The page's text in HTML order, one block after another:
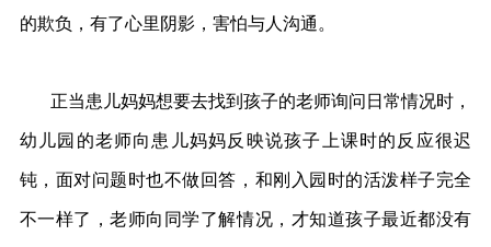
的欺负，有了心里阴影，害怕与人沟通。
正当患儿妈妈想要去找到孩子的老师询问日常情况时，
幼儿园的老师向患儿妈妈反映说孩子上课时的反应很迟
钝，面对问题时也不做回答，和刚入园时的活泼样子完全
不一样了，老师向同学了解情况，才知道孩子最近都没有